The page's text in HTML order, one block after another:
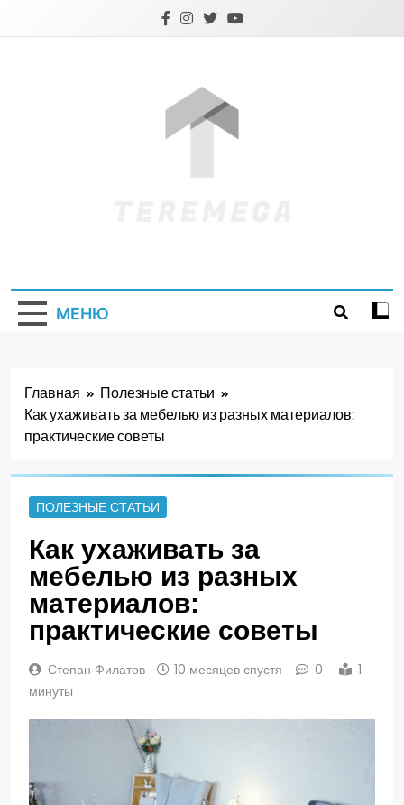
МЕНЮ
Главная
Полезные статьи
Как ухаживать за мебелью из разных материалов:
практические советы
ПОЛЕЗНЫЕ СТАТЬИ
Как ухаживать за
мебелью из разных
материалов:
практические советы
Степан Филатов 10 месяцев спустя 0
1
минуты